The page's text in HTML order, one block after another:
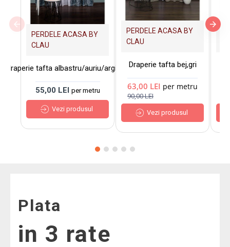
PERDELE ACASA BY
CLAU
draperie tafta albastru/auriu/argintiu
55,00 LEI per metru
Vezi produsul
PERDELE ACASA BY
CLAU
Draperie tafta bej,gri
63,00 LEI per metru
90,00 LEI
Vezi produsul
Plata
in 3 rate